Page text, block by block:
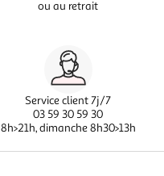
ou au retrait
Service client 7j/7
03 59 30 59 30
8h>21h, dimanche 8h30>13h